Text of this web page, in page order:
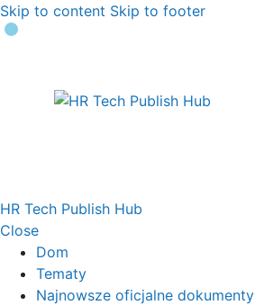
Skip to content Skip to footer
HR Tech Publish Hub
Close
Dom
Tematy
Najnowsze oficjalne dokumenty